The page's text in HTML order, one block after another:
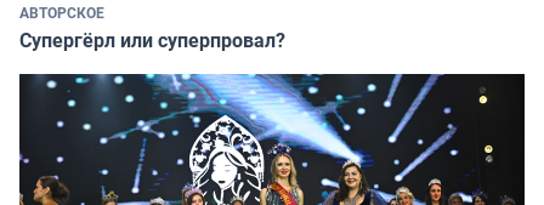
АВТОРСКОЕ
Супергёрл или суперпровал?